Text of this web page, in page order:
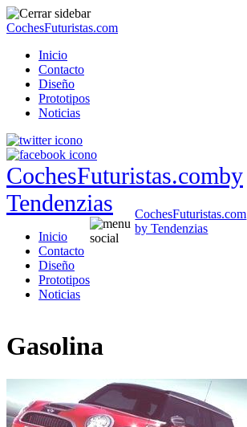
CochesFuturistas.com
Inicio
Contacto
Diseño
Prototipos
Noticias
CochesFuturistas.comby
Tendenzias
Inicio
Contacto
Diseño
Prototipos
Noticias
CochesFuturistas.com
by Tendenzias
Gasolina